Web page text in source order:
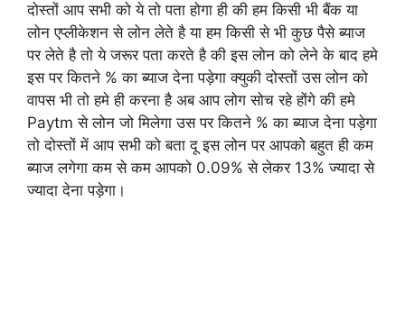
दोस्तों आप सभी को ये तो पता होगा ही की हम किसी भी बैंक या
लोन एप्लीकेशन से लोन लेते है या हम किसी से भी कुछ पैसे ब्याज
पर लेते है तो ये जरूर पता करते है की इस लोन को लेने के बाद हमे
इस पर कितने % का ब्याज देना पड़ेगा क्युकी दोस्तों उस लोन को
वापस भी तो हमे ही करना है अब आप लोग सोच रहे होंगे की हमे
Paytm से लोन जो मिलेगा उस पर कितने % का ब्याज देना पड़ेगा
तो दोस्तों में आप सभी को बता दू इस लोन पर आपको बहुत ही कम
ब्याज लगेगा कम से कम आपको 0.09% से लेकर 13% ज्यादा से
ज्यादा देना पड़ेगा।